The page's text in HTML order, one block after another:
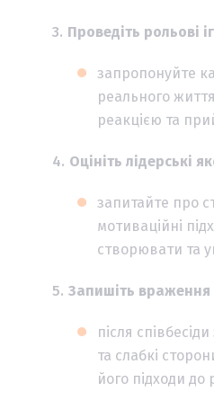
Проведіть рольові
запропонуйте
реального
реакцією та
Оцініть лідерські
запитайте про
мотиваційні
створювати та
Запишіть враження
після
та слабкі
його підходи